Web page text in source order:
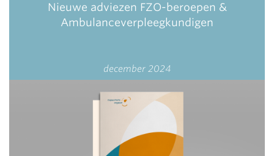
Nieuwe adviezen FZO-beroepen &
Ambulanceverpleegkundigen
december 2024